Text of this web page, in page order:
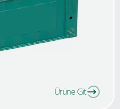
Ürüne Git